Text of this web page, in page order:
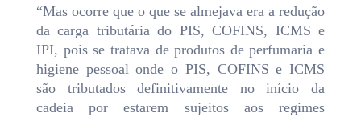
“Mas ocorre que o que se almejava era a redução
da carga tributária do PIS, COFINS, ICMS e
IPI, pois se tratava de produtos de perfumaria e
higiene pessoal onde o PIS, COFINS e ICMS
são tributados definitivamente no início da
cadeia por estarem sujeitos aos regimes